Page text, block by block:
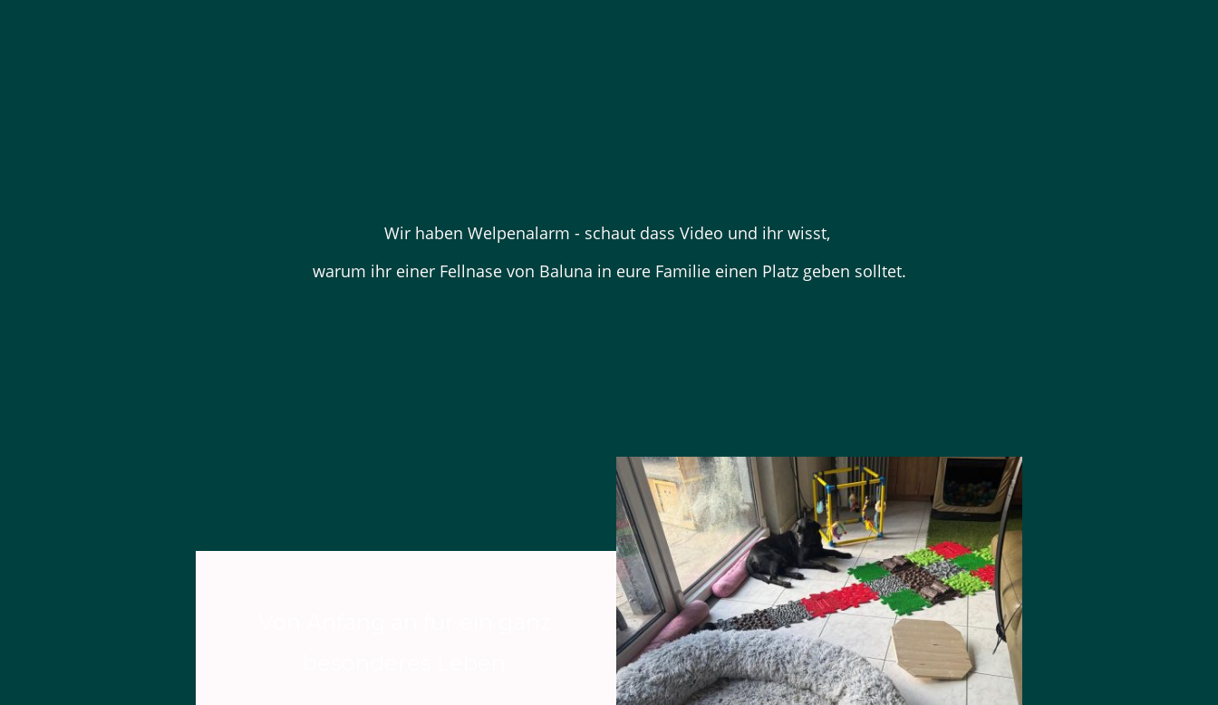
Wir haben Welpenalarm - schaut dass Video und ihr wisst,
warum ihr einer Fellnase von Baluna in eure Familie einen Platz geben solltet.